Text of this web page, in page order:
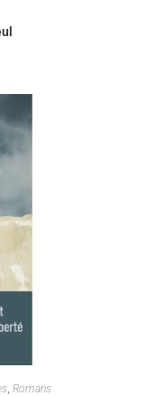
Romans